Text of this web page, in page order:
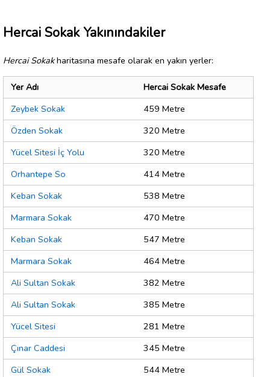
Hercai Sokak Yakınındakiler
Hercai Sokakharitasına mesafe olarak en yakın yerler:
Yer Adı
Hercai Sokak Mesafe
Zeybek Sokak
459 Metre
Özden Sokak
320 Metre
Yücel Sitesi İç Yolu
320 Metre
Orhantepe So
414 Metre
Keban Sokak
538 Metre
Marmara Sokak
470 Metre
Keban Sokak
547 Metre
Marmara Sokak
464 Metre
Ali Sultan Sokak
382 Metre
Ali Sultan Sokak
385 Metre
Yücel Sitesi
281 Metre
Çınar Caddesi
345 Metre
Gül Sokak
544 Metre